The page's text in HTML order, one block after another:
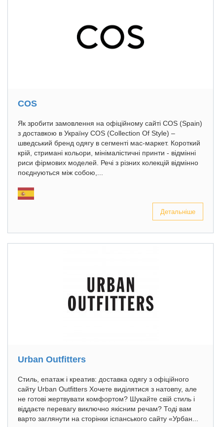
COS
Як зробити замовлення на офіційному сайті COS (Spain)
з доставкою в Україну COS (Collection Of Style) –
шведський бренд одягу в сегменті мас-маркет. Короткий
крій, стримані кольори, мінімалістичні принти - відмінні
риси фірмових моделей. Речі з різних колекцій відмінно
поєднуються між собою,...
Детальніше
Urban Outfitters
Стиль, епатаж і креатив: доставка одягу з офіційного
сайту Urban Outfitters Хочете виділятися з натовпу, але
не готові жертвувати комфортом? Шукайте свій стиль і
віддаєте перевагу виключно якісним речам? Тоді вам
варто заглянути на сторінки іспанського сайту «Урбан...